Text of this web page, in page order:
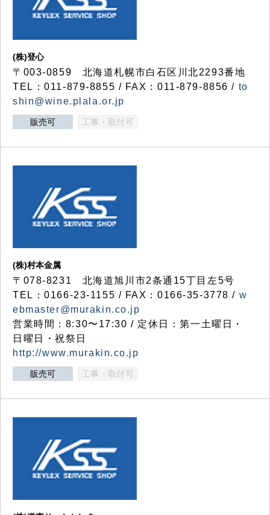
(株)登心
〒003-0859 北海道札幌市白石区川北2293番地
TEL：011-879-8855 / FAX：011-879-8856 / to
shin@wine.plala.or.jp
販売可 工事・取付可
(株)村本金属
〒078-8231 北海道旭川市2条通15丁目左5号
TEL：0166-23-1155 / FAX：0166-35-3778 / w
ebmaster@murakin.co.jp
営業時間：8:30〜17:30 / 定休日：第一土曜日・
日曜日・祝祭日
http://www.murakin.co.jp
販売可 工事・取付可